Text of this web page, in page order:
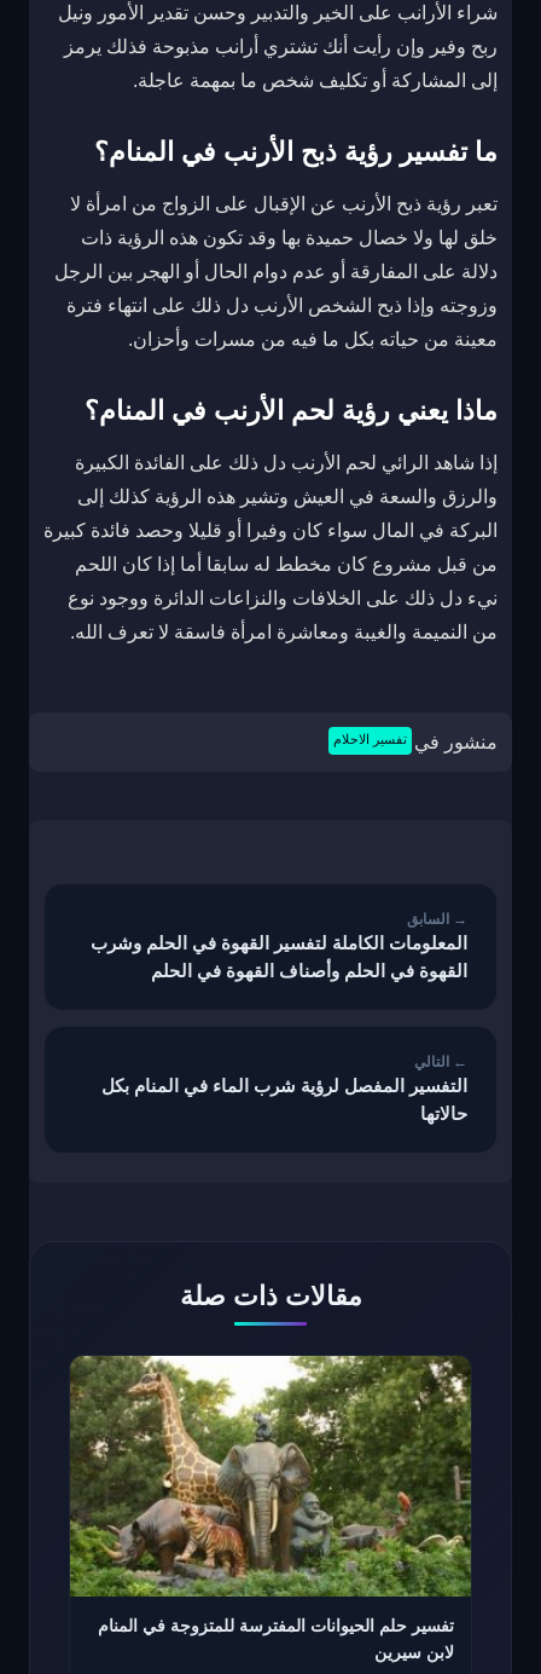
شراء الأرانب على الخير والتدبير وحسن تقدير الأمور ونيل
ربح وفير وإن رأيت أنك تشتري أرانب مذبوحة فذلك يرمز
إلى المشاركة أو تكليف شخص ما بمهمة عاجلة.
ما تفسير رؤية ذبح الأرنب في المنام؟
تعبر رؤية ذبح الأرنب عن الإقبال على الزواج من امرأة لا
خلق لها ولا خصال حميدة بها وقد تكون هذه الرؤية ذات
دلالة على المفارقة أو عدم دوام الحال أو الهجر بين الرجل
وزوجته وإذا ذبح الشخص الأرنب دل ذلك على انتهاء فترة
معينة من حياته بكل ما فيه من مسرات وأحزان.
ماذا يعني رؤية لحم الأرنب في المنام؟
إذا شاهد الرائي لحم الأرنب دل ذلك على الفائدة الكبيرة
والرزق والسعة في العيش وتشير هذه الرؤية كذلك إلى
البركة في المال سواء كان وفيرا أو قليلا وحصد فائدة كبيرة
من قبل مشروع كان مخطط له سابقا أما إذا كان اللحم
نيء دل ذلك على الخلافات والنزاعات الدائرة ووجود نوع
من النميمة والغيبة ومعاشرة امرأة فاسقة لا تعرف الله.
منشور في تفسير الاحلام
المعلومات الكاملة لتفسير القهوة في الحلم وشرب
القهوة في الحلم وأصناف القهوة في الحلم
التفسير المفصل لرؤية شرب الماء في المنام بكل
حالاتها
مقالات ذات صلة
تفسير حلم الحيوانات المفترسة للمتزوجة في المنام
لابن سيرين